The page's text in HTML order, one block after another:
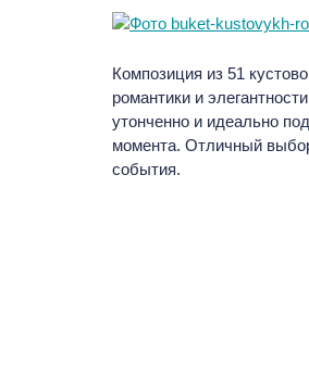
Композиция из 51
романтики и
утонченно и идеально
момента. Отличный
события.